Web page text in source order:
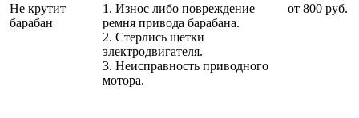
Не крутит
барабан
1. Износ либо повреждение
ремня привода барабана.
2. Стерлись щетки
электродвигателя.
3. Неисправность приводного
мотора.
от 800 руб.